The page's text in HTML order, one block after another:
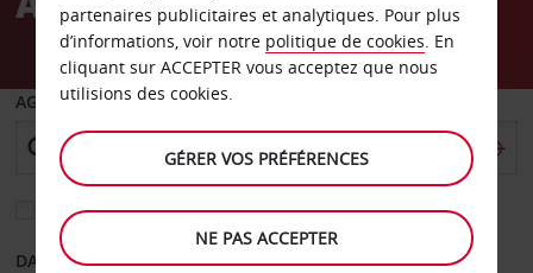
AGENCE DE DÉPART
Sélectionnez une autre agence de retour
DATE DE DÉPART DATE DE RETOUR
partenaires publicitaires et analytiques. Pour plus
d’informations, voir notre politique de cookies. En
cliquant sur ACCEPTER vous acceptez que nous
utilisions des cookies.
GÉRER VOS PRÉFÉRENCES
NE PAS ACCEPTER